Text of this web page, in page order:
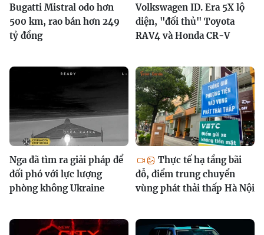
Bugatti Mistral odo hơn
500 km, rao bán hơn 249
tỷ đồng
Volkswagen ID. Era 5X lộ
diện, "đối thủ" Toyota
RAV4 và Honda CR-V
Nga đã tìm ra giải pháp để
đối phó với lực lượng
phòng không Ukraine
Thực tế hạ tầng bãi
đỗ, điểm trung chuyển
vùng phát thải thấp Hà Nội